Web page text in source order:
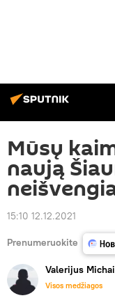
Mūsų
naują
15:10 12.12.2021
Prenumeruokite
Valerijus
Visos medžiagos